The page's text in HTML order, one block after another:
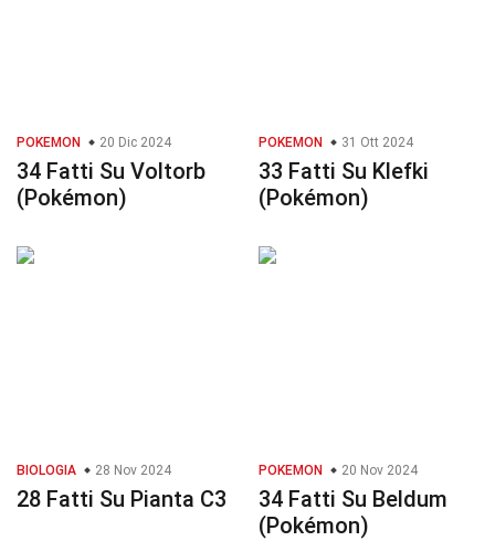
POKEMON 20 Dic 2024
34 Fatti Su Voltorb
(Pokémon)
POKEMON 31 Ott 2024
33 Fatti Su Klefki
(Pokémon)
BIOLOGIA 28 Nov 2024
28 Fatti Su Pianta C3
POKEMON 20 Nov 2024
34 Fatti Su Beldum
(Pokémon)